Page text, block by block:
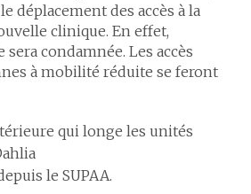
déplacement des accès à la
clinique. En effet,
condamnée. Les accès
à mobilité réduite se feront
qui longe les unités
le SUPAA.